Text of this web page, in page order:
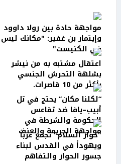
مواجهة حادة بين رولا داوود
وإيتمار بن غفير: "مكانك ليس
في الكنيست"
اعتقال مشتبه به من نيشر
بشلهة التحرش الجنسي
بأكثر من 10 قاصرات.
“لكلنا مكان” يحتج في تل
أبيب–يافا ضد تقاعس
الحكومة والشرطة في
مواجهة الجريمة والعنف
"حوار السلام" تجمع عرباً
ويهوداً في القدس لبناء
جسور الحوار والتفاهم